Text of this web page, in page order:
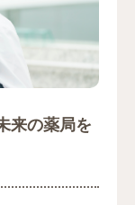
来の薬局を